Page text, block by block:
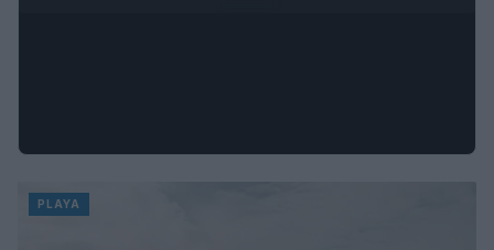
PLAYA